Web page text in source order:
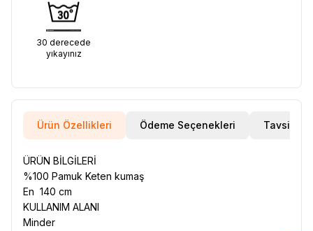
30 derecede
yıkayınız
Ürün Özellikleri Ödeme Seçenekleri Tavsiye Et
ÜRÜN BİLGİLERİ
%100 Pamuk Keten kumaş
En 140 cm
KULLANIM ALANI
Minder